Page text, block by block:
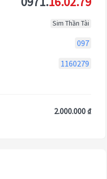
Sim Thần Tài
097
1160279
2.000.000 ₫